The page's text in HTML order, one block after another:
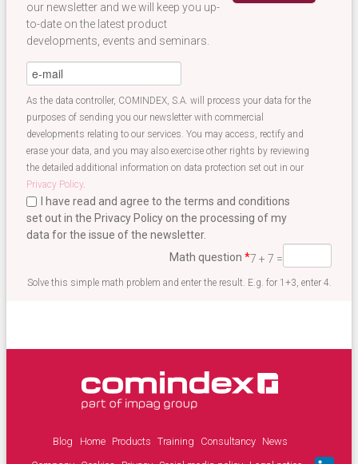
our newsletter and we will keep you up-
to-date on the latest product
developments, events and seminars.
eMail*
I have read and agree to the terms and conditions
set out in the Privacy Policy on the processing of my
data for the issue of the newsletter.
As the data controller, COMINDEX, S.A. will process your data for the
purposes of sending you our newsletter with commercial
developments relating to our services. You may access, rectify and
erase your data, and you may also exercise other rights by reviewing
the detailed additional information on data protection set out in our
Privacy Policy.
Math question *7 + 7 =
Solve this simple math problem and enter the result. E.g. for 1+3, enter 4.
Blog Home Products Training Consultancy
News